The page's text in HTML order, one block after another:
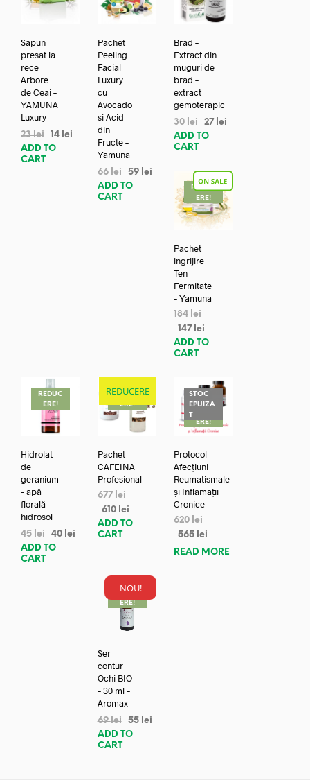
Sapun
presat la
rece
Arbore
de Ceai –
YAMUNA
Luxury
23lei 14 lei
ADD TO
CART
Pachet
Peeling
Facial
Luxury
cu
Avocado
si Acid
din
Fructe –
Yamuna
66lei 59 lei
ADD TO
CART
Brad –
Extract din
muguri de
brad –
extract
gemoterapic
30lei 27 lei
ADD TO
CART
REDUC
ERE!
Pachet
ingrijire
Ten
Fermitate
– Yamuna
184lei
147 lei
ADD TO
CART
REDUC
ERE!
Hidrolat
de
geranium
– apă
florală –
hidrosol
45lei 40 lei
ADD TO
CART
REDUCERE
REDUC
ERE!
Pachet
CAFEINA
Profesional
677lei
610 lei
ADD TO
CART
STOC
EPUIZA
TREDUC
ERE!
Protocol
Afecțiuni
Reumatismale
și Inflamații
Cronice
620lei
565 lei
READ MORE
NOU!
REDUC
ERE!
Ser
contur
Ochi BIO
– 30 ml –
Aromax
69lei 55 lei
ADD TO
CART